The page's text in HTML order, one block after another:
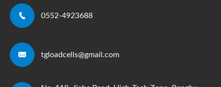
 0552-4923688
 tgloadcells@gmail.com